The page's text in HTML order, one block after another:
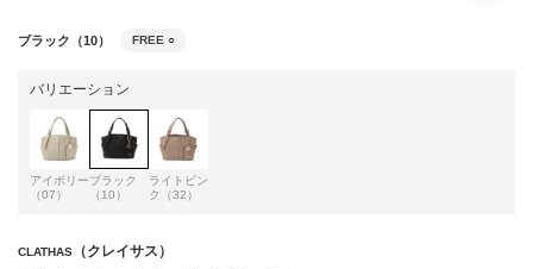
ブラック（10） FREE ○
バリエーション
アイボリー
（07）
ブラック
（10）
ライトピン
ク（32）
CLATHAS （クレイサス）